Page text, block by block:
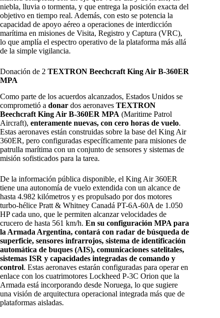
niebla, lluvia o tormenta, y que entrega la posición exacta del
objetivo en tiempo real. Además, con esto se potencia la
capacidad de apoyo aéreo a operaciones de interdicción
marítima en misiones de Visita, Registro y Captura (VRC),
lo que amplía el espectro operativo de la plataforma más allá
de la simple vigilancia.​
Donación de 2 TEXTRON Beechcraft King Air B-360ER
MPA
Como parte de los acuerdos alcanzados, Estados Unidos se
comprometió a donar dos aeronaves TEXTRON
Beechcraft King Air B-360ER MPA (Maritime Patrol
Aircraft), enteramente nuevas, con cero horas de vuelo.
Estas aeronaves están construidas sobre la base del King Air
360ER, pero configuradas específicamente para misiones de
patrulla marítima con un conjunto de sensores y sistemas de
misión sofisticados para la tarea.
De la información pública disponible, el King Air 360ER
tiene una autonomía de vuelo extendida con un alcance de
hasta 4.982 kilómetros y es propulsado por dos motores
turbo-hélice Pratt & Whitney Canadá PT-6A-60A de 1.050
HP cada uno, que le permiten alcanzar velocidades de
crucero de hasta 561 km/h. En su configuración MPA para
la Armada Argentina, contará con radar de búsqueda de
superficie, sensores infrarrojos, sistema de identificación
automática de buques (AIS), comunicaciones satelitales,
sistemas ISR y capacidades integradas de comando y
control. Estas aeronaves estarán configuradas para operar en
enlace con los cuatrimotores Lockheed P-3C Orion que la
Armada está incorporando desde Noruega, lo que sugiere
una visión de arquitectura operacional integrada más que de
plataformas aisladas.